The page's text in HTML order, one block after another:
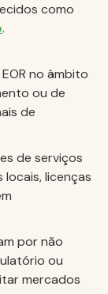
como
.
no âmbito
ou de
de
de serviços
locais, licenças
por não
ou
mercados